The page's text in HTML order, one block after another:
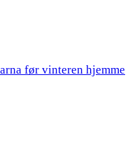
før vinteren hjemme